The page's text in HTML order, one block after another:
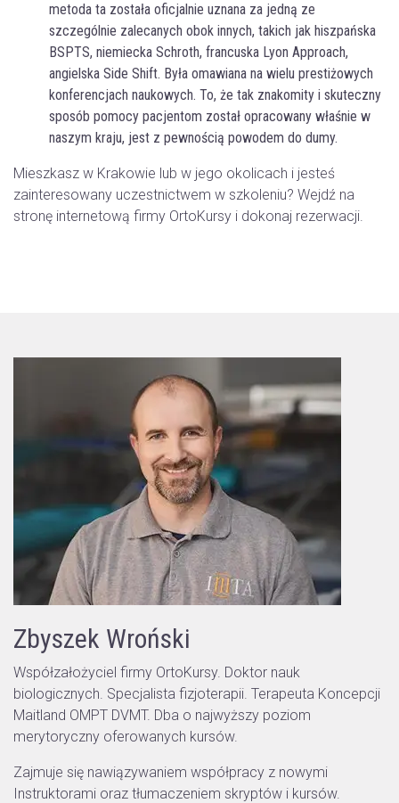
metoda ta została oficjalnie uznana za jedną ze
szczególnie zalecanych obok innych, takich jak hiszpańska
BSPTS, niemiecka Schroth, francuska Lyon Approach,
angielska Side Shift. Była omawiana na wielu prestiżowych
konferencjach naukowych. To, że tak znakomity i skuteczny
sposób pomocy pacjentom został opracowany właśnie w
naszym kraju, jest z pewnością powodem do dumy.
Mieszkasz w Krakowie lub w jego okolicach i jesteś
zainteresowany uczestnictwem w szkoleniu? Wejdź na
stronę internetową firmy OrtoKursy i dokonaj rezerwacji.
Zbyszek Wroński
Współzałożyciel firmy OrtoKursy. Doktor nauk
biologicznych. Specjalista fizjoterapii. Terapeuta Koncepcji
Maitland OMPT DVMT. Dba o najwyższy poziom
merytoryczny oferowanych kursów.
Zajmuje się nawiązywaniem współpracy z nowymi
Instruktorami oraz tłumaczeniem skryptów i kursów.